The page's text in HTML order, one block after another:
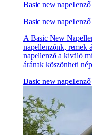
Basic new napellenző
Basic new napellenző
A Basic New
napellenzőnk, remek
napellenző a kiváló
árának köszönheti
Basic new napellenző